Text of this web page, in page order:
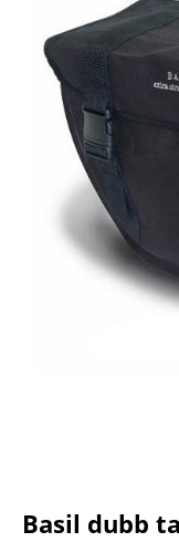
Basil dubb